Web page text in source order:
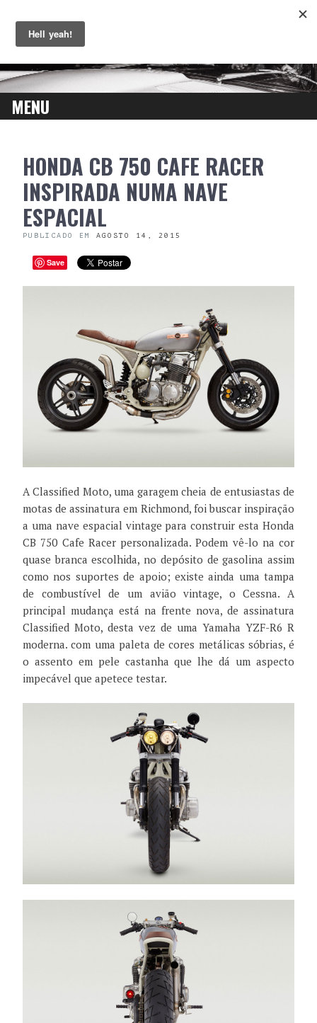
MENU
CONTENTHONDA CB 750 CAFE RACER
INSPIRADA NUMA NAVE
ESPACIAL
PUBLICADO EM AGOSTO 14, 2015
Save
A Classified Moto, uma garagem cheia de entusiastas de
motas de assinatura em Richmond, foi buscar inspiração
a uma nave espacial vintage para construir esta Honda
CB 750 Cafe Racer personalizada. Podem vê-lo na cor
quase branca escolhida, no depósito de gasolina assim
como nos suportes de apoio; existe ainda uma tampa
de combustível de um avião vintage, o Cessna. A
principal mudança está na frente nova, de assinatura
Classified Moto, desta vez de uma Yamaha YZF-R6 R
moderna. com uma paleta de cores metálicas sóbrias, é
o assento em pele castanha que lhe dá um aspecto
impecável que apetece testar.